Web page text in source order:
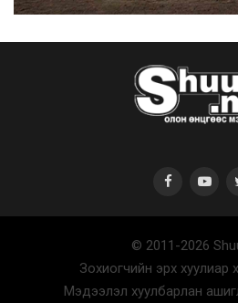
Автомашины улсын дугаар
тоогоор төгссөн бо...
Улаанбаатарт өдөртөө 30 хэм
2026/08/07
© 2011-2026
Зохиогчийн эрх хуулиар
Мэдээлэл хуулбарлан